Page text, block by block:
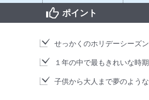
ポイント
せっかくのホリデーシーズ
１年の中で最もきれいな時
子供から大人まで夢のよう